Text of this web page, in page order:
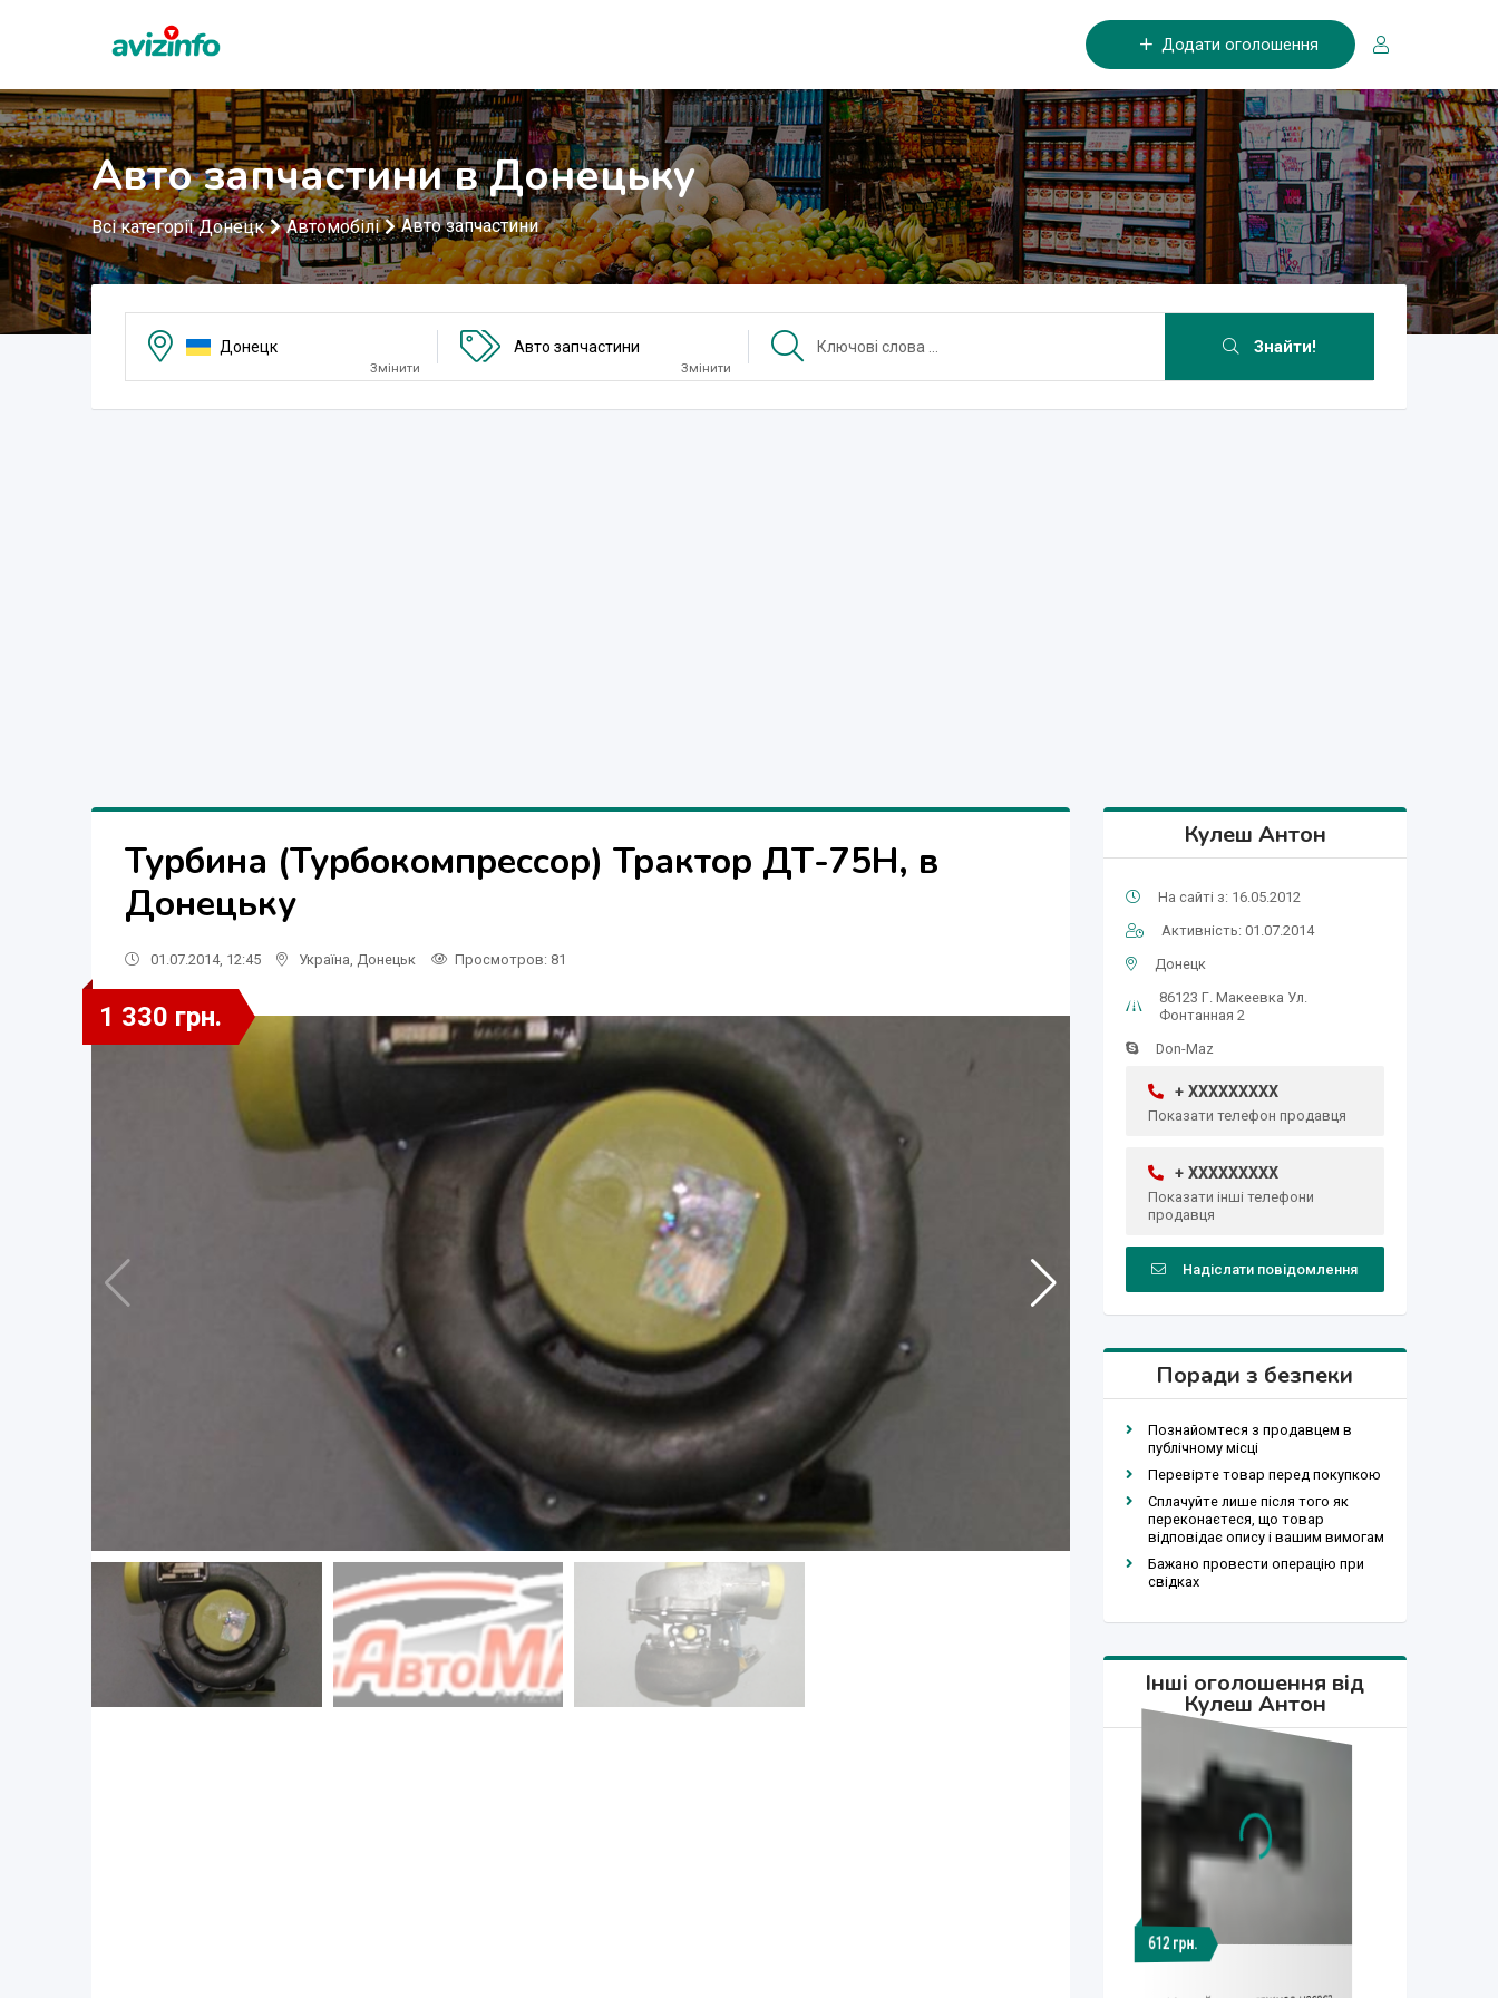
Додати оголошення
Авто запчастини в Донецьку
Всі категорії Донецк Автомобілі Авто запчастини
Донецк
Змінити
Авто запчастини
Змінити
Знайти!
Турбина (Турбокомпрессор) Трактор ДТ-75Н, в
Донецьку
01.07.2014, 12:45 Україна Донецьк Просмотров: 81
1 330 грн.
Кулеш Антон
На сайті з: 16.05.2012
Активність: 01.07.2014
Донецк
86123 Г. Макеевка Ул.
Фонтанная 2
Don-Maz
+ XXXXXXXXX
Показати телефон продавця
+ XXXXXXXXX
Показати інші телефони
продавця
Надіслати повідомлення
Поради з безпеки
Познайомтеся з продавцем в
публічному місці
Перевірте товар перед покупкою
Сплачуйте лише після того як
переконаєтеся, що товар
відповідає опису і вашим вимогам
Бажано провести операцію при
свідках
Інші оголошення від
Кулеш Антон
3 200 грн.
2 100 грн.
612 грн. 650 грн.
473 грн.
1 373 грн.
175 грн.
175 грн.
156 грн.
3 200 грн.